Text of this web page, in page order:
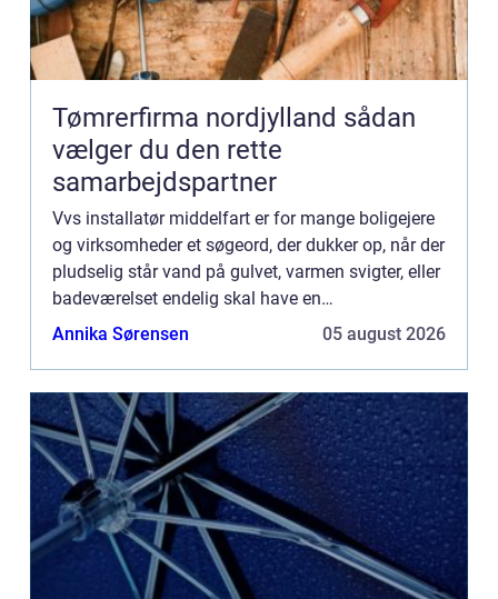
Tømrerfirma nordjylland sådan
vælger du den rette
samarbejdspartner
Vvs installatør middelfart er for mange boligejere
og virksomheder et søgeord, der dukker op, når der
pludselig står vand på gulvet, varmen svigter, eller
badeværelset endelig skal have en
gennemgribende renoveri...
Annika Sørensen 05 august 2026